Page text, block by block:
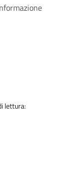
lettura: